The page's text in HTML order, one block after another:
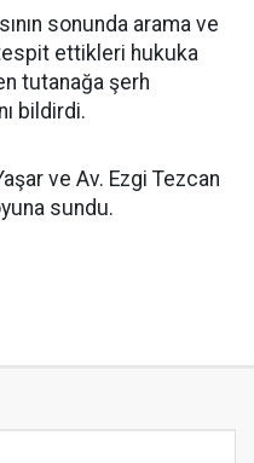
sonunda arama ve
ettikleri hukuka
tutanağa şerh
bildirdi.
ve Av. Ezgi Tezcan
sundu.